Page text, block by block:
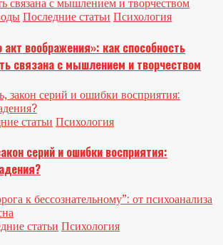
Последние статьи Психология
воображения»: как способность
связана с мышлением и творчеством
статьи Психология
серий и ошибки восприятия:
статьи Психология